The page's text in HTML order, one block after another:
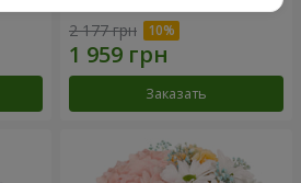
2 177 грн
Заказать